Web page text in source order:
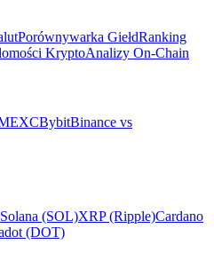
Porównywarka GiełdRanking
KryptoAnalizy On-Chain
BybitBinance vs
Solana (SOL)XRP (Ripple)Cardano
(DOT)